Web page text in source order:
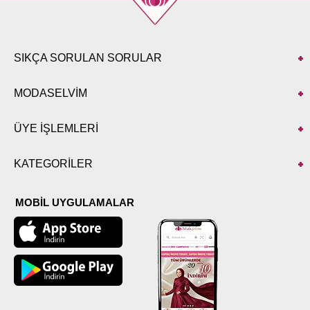
SIKÇA SORULAN SORULAR
MODASELVİM
ÜYE İŞLEMLERİ
KATEGORİLER
MOBİL UYGULAMALAR